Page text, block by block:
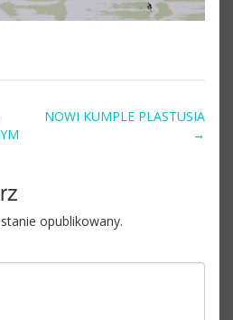
NOWI KUMPLE PLASTUSIA
→
opublikowany.